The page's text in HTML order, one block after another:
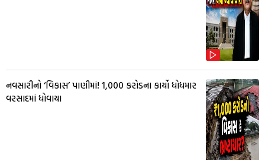
નવસારીનો ‘વિકાસ’ પાણીમાં! ₹1,000 કરોડના કાર્યો ધોધમાર
વરસાદમાં ધોવાયા